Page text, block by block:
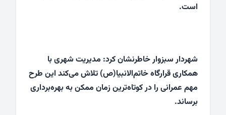
است.
شهردار سبزوار خاطرنشان کرد: مدیریت شهری با
همکاری قرارگاه خاتم‌الانبیا(ص) تلاش می‌کند این طرح
مهم عمرانی را در کوتاه‌ترین زمان ممکن به بهره‌برداری
برساند.